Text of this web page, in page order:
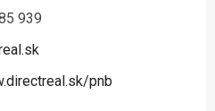
939
pnb